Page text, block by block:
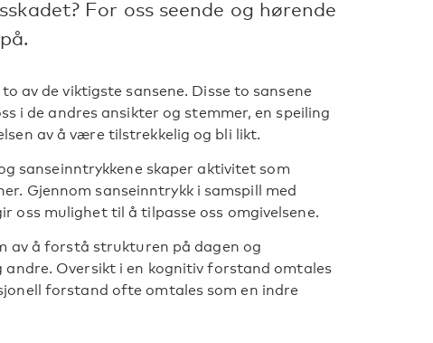
For oss seende og hørende
av de viktigste sansene. Disse to sansene
i de andres ansikter og stemmer, en speiling
av å være tilstrekkelig og bli likt.
sanseinntrykkene skaper aktivitet som
Gjennom sanseinntrykk i samspill med
oss mulighet til å tilpasse oss omgivelsene.
av å forstå strukturen på dagen og
andre. Oversikt i en kognitiv forstand omtales
forstand ofte omtales som en indre